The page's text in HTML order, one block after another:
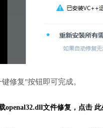
修复"按钮即可完成。
openal32.dll文件修复， 点击